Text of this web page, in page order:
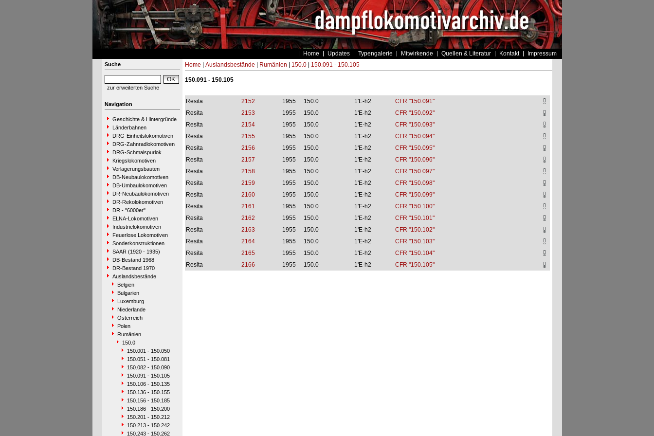
Home Updates Typengalerie Mitwirkende Quellen & Literatur Kontakt Impressum
Suche
zur erweiterten Suche
Navigation
Geschichte & Hintergründe
Länderbahnen
DRG-Einheitslokomotiven
DRG-Zahnradlokomotiven
DRG-Schmalspurlok.
Kriegslokomotiven
Verlagerungsbauten
DB-Neubaulokomotiven
DB-Umbaulokomotiven
DR-Neubaulokomotiven
DR-Rekolokomotiven
DR - "6000er"
ELNA-Lokomotiven
Industrielokomotiven
Feuerlose Lokomotiven
Sonderkonstruktionen
SAAR (1920 - 1935)
DB-Bestand 1968
DR-Bestand 1970
Auslandsbestände
Belgien
Bulgarien
Luxemburg
Niederlande
Österreich
Polen
Rumänien
150.0
150.001 - 150.050
150.051 - 150.081
150.082 - 150.090
150.091 - 150.105
150.106 - 150.135
150.136 - 150.155
150.156 - 150.185
150.186 - 150.200
150.201 - 150.212
150.213 - 150.242
150.243 - 150.262
Home Auslandsbestände Rumänien 150.0| 150.091 - 150.105
150.091 - 150.105
Resita 2152 1955 150.0 1'E-h2
CFR "150.091"
Resita
2153 1955 150.0 1'E-h2
CFR "150.092"
Resita
2154 1955 150.0 1'E-h2
CFR "150.093"
Resita
2155 1955 150.0 1'E-h2
CFR "150.094"
Resita
2156 1955 150.0 1'E-h2
CFR "150.095"
Resita
2157 1955 150.0 1'E-h2
CFR "150.096"
Resita
2158 1955 150.0 1'E-h2
CFR "150.097"
Resita
2159 1955 150.0 1'E-h2
CFR "150.098"
Resita
2160 1955 150.0 1'E-h2
CFR "150.099"
Resita
2161 1955 150.0 1'E-h2
CFR "150.100"
Resita
2162 1955 150.0 1'E-h2
CFR "150.101"
Resita
2163 1955 150.0 1'E-h2
CFR "150.102"
Resita
2164 1955 150.0 1'E-h2
CFR "150.103"
Resita
2165 1955 150.0 1'E-h2
CFR "150.104"
Resita
2166 1955 150.0 1'E-h2 CFR "150.105"